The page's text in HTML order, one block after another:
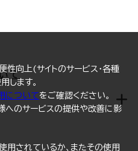
性向上(サイトのサービス・各種
します。
についてをご確認ください。
へのサービスの提供や改善に影
用されているか、またその使用
て